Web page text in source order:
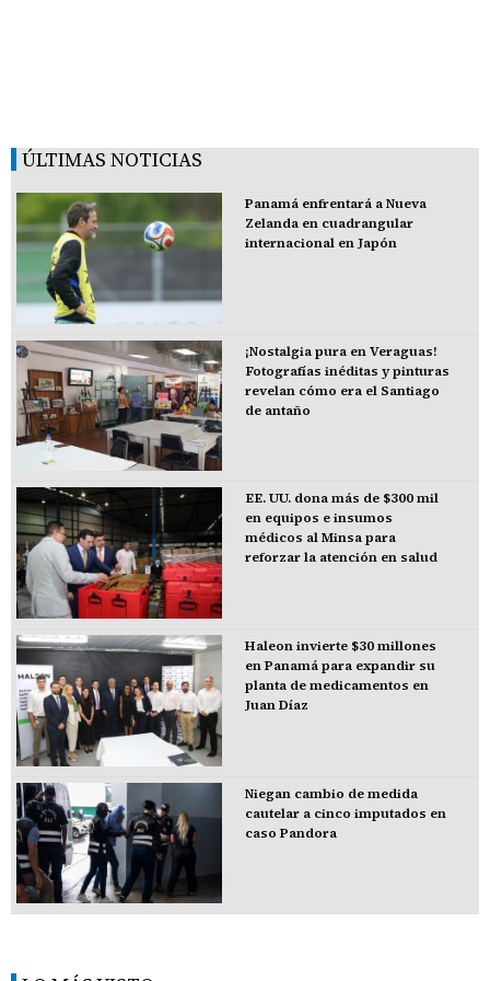
ÚLTIMAS NOTICIAS
Panamá enfrentará a Nueva
Zelanda en cuadrangular
internacional en Japón
¡Nostalgia pura en Veraguas!
Fotografías inéditas y pinturas
revelan cómo era el Santiago
de antaño
EE. UU. dona más de $300 mil
en equipos e insumos
médicos al Minsa para
reforzar la atención en salud
Haleon invierte $30 millones
en Panamá para expandir su
planta de medicamentos en
Juan Díaz
Niegan cambio de medida
cautelar a cinco imputados en
caso Pandora